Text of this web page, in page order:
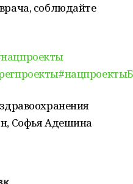
соблюдайте
Софья Адешина